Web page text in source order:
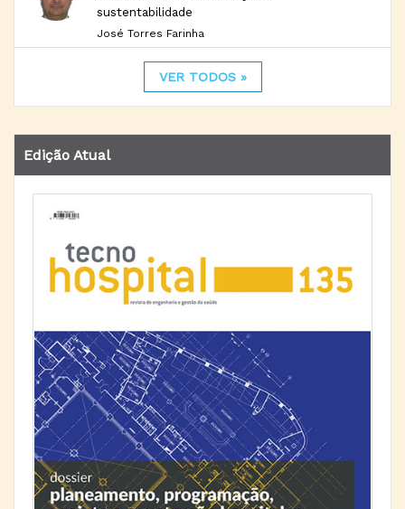
sustentabilidade
José Torres Farinha
VER TODOS »
Edição Atual